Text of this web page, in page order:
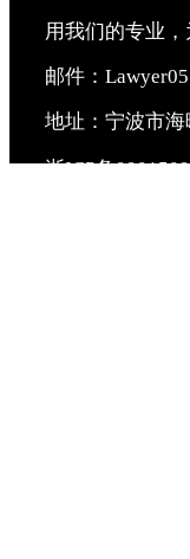
用我们的专业
邮件：
地址：宁波市
浙ICP备